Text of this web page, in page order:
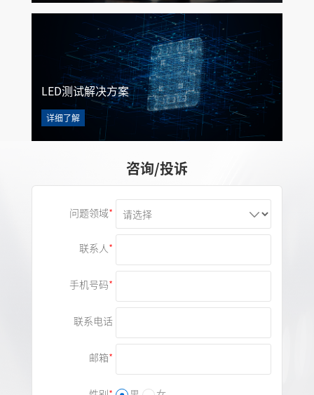
LED测试解决方案
详细了解
咨询/投诉
问题领域
联系人
手机号码
联系电话
邮箱